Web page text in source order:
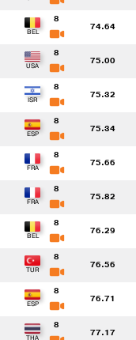
8
74.64
8
75.00
8
75.32
8
75.34
8
75.66
8
75.82
8
76.29
8
76.56
8
76.71
8
77.17